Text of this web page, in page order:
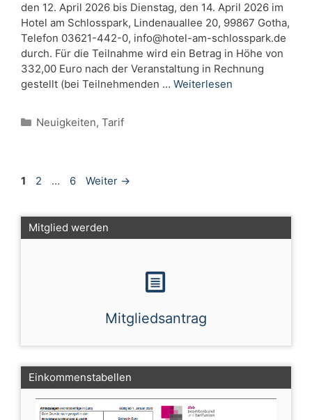
den 12. April 2026 bis Dienstag, den 14. April 2026 im
Hotel am Schlosspark, Lindenauallee 20, 99867 Gotha,
Telefon 03621-442-0, info@hotel-am-schlosspark.de
durch. Für die Teilnahme wird ein Betrag in Höhe von
332,00 Euro nach der Veranstaltung in Rechnung
gestellt (bei Teilnehmenden … Weiterlesen
Kategorien
Neuigkeiten, Tarif
Seite
1 Seite
2 … Seite
6 Weiter →
Mitglied werden
Mitgliedsantrag
Einkommenstabellen